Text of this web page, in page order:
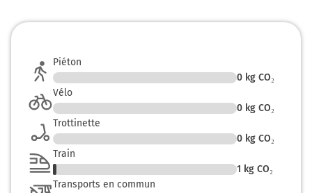
Piéton
0 kg CO₂
Vélo
0 kg CO₂
Trottinette
0 kg CO₂
Train
1 kg CO₂
Transports en commun